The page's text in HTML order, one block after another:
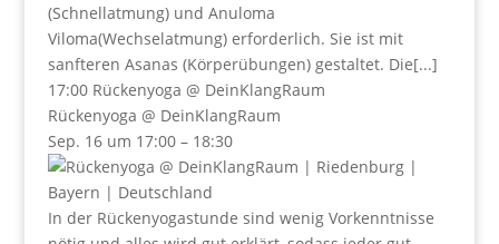
(Schnellatmung) und Anuloma
Viloma(Wechselatmung) erforderlich. Sie ist mit
sanfteren Asanas (Körperübungen) gestaltet. Die[...]
17:00 Rückenyoga @ DeinKlangRaum
Rückenyoga @ DeinKlangRaum
Sep. 16 um 17:00 – 18:30
In der Rückenyogastunde sind wenig Vorkenntnisse